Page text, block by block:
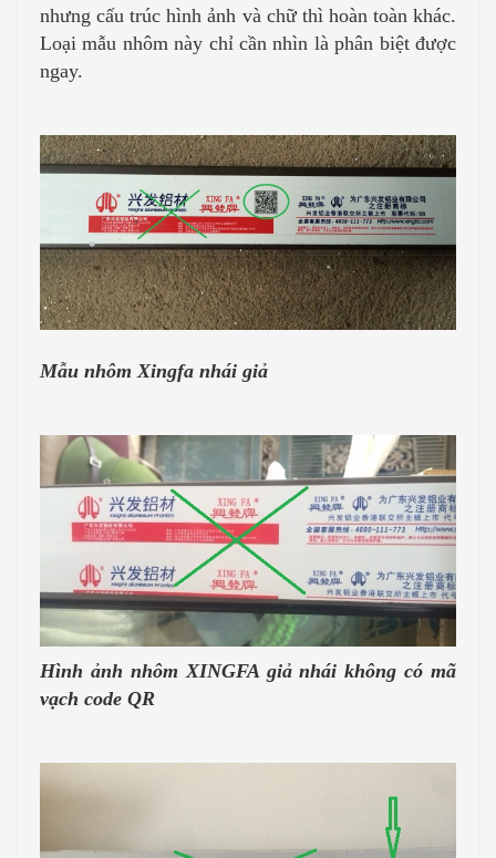
nhưng cấu trúc hình ảnh và chữ thì hoàn toàn khác.
Loại mẫu nhôm này chỉ cần nhìn là phân biệt được
ngay.
Mẫu nhôm Xingfa nhái giả
Hình ảnh nhôm XINGFA giả nhái không có mã
vạch code QR